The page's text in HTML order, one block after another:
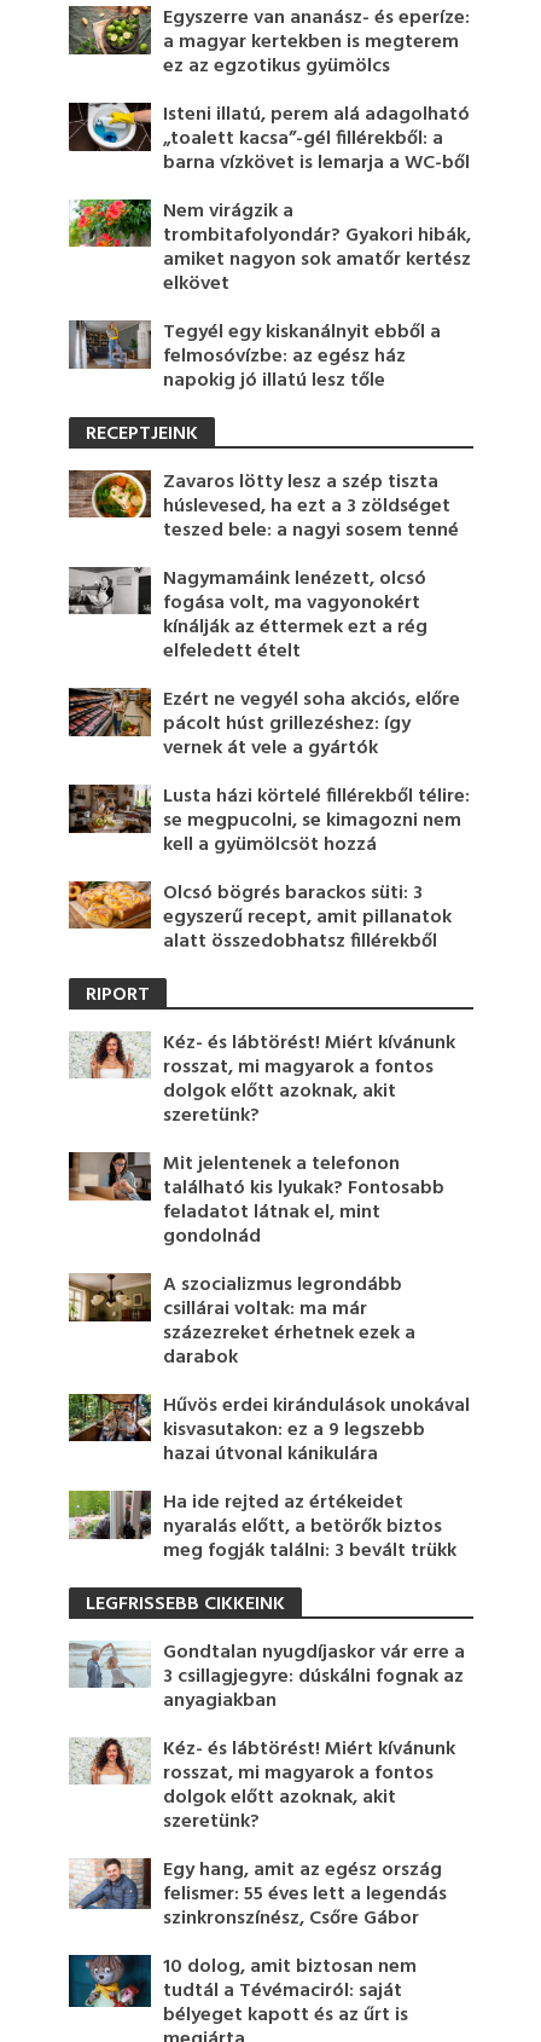
Egyszerre van ananász- és eperíze:
a magyar kertekben is megterem
ez az egzotikus gyümölcs
Isteni illatú, perem alá adagolható
„toalett kacsa”-gél fillérekből: a
barna vízkövet is lemarja a WC-ből
Nem virágzik a
trombitafolyondár? Gyakori hibák,
amiket nagyon sok amatőr kertész
elkövet
Tegyél egy kiskanálnyit ebből a
felmosóvízbe: az egész ház
napokig jó illatú lesz tőle
RECEPTJEINK
Zavaros lötty lesz a szép tiszta
húslevesed, ha ezt a 3 zöldséget
teszed bele: a nagyi sosem tenné
Nagymamáink lenézett, olcsó
fogása volt, ma vagyonokért
kínálják az éttermek ezt a rég
elfeledett ételt
Ezért ne vegyél soha akciós, előre
pácolt húst grillezéshez: így
vernek át vele a gyártók
Lusta házi körtelé fillérekből télire:
se megpucolni, se kimagozni nem
kell a gyümölcsöt hozzá
Olcsó bögrés barackos süti: 3
egyszerű recept, amit pillanatok
alatt összedobhatsz fillérekből
RIPORT
Kéz- és lábtörést! Miért kívánunk
rosszat, mi magyarok a fontos
dolgok előtt azoknak, akit
szeretünk?
Mit jelentenek a telefonon
található kis lyukak? Fontosabb
feladatot látnak el, mint
gondolnád
A szocializmus legrondább
csillárai voltak: ma már
százezreket érhetnek ezek a
darabok
Hűvös erdei kirándulások unokával
kisvasutakon: ez a 9 legszebb
hazai útvonal kánikulára
Ha ide rejted az értékeidet
nyaralás előtt, a betörők biztos
meg fogják találni: 3 bevált trükk
LEGFRISSEBB CIKKEINK
Gondtalan nyugdíjaskor vár erre a
3 csillagjegyre: dúskálni fognak az
anyagiakban
Kéz- és lábtörést! Miért kívánunk
rosszat, mi magyarok a fontos
dolgok előtt azoknak, akit
szeretünk?
Egy hang, amit az egész ország
felismer: 55 éves lett a legendás
szinkronszínész, Csőre Gábor
10 dolog, amit biztosan nem
tudtál a Tévémaciról: saját
bélyeget kapott és az űrt is